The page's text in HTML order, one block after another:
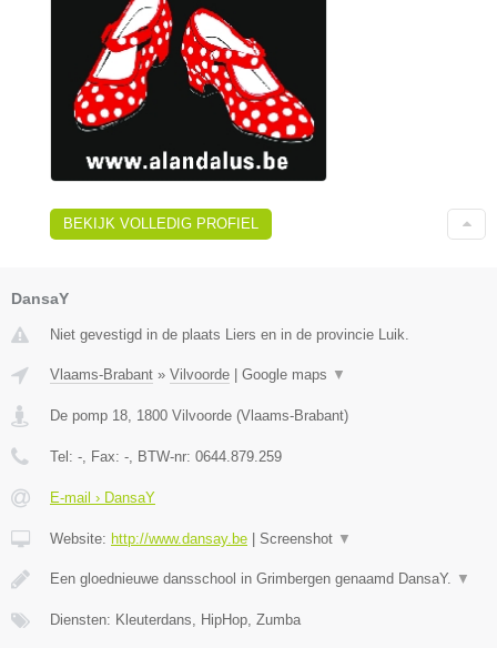
BEKIJK VOLLEDIG PROFIEL
DansaY
Niet gevestigd in de plaats Liers en in de provincie Luik.
Vlaams-Brabant » Vilvoorde | Google maps ▼
De pomp 18 1800 Vilvoorde (Vlaams-Brabant)
Tel: - , Fax: - , BTW-nr: 0644.879.259
E-mail › DansaY
Website: http://www.dansay.be | Screenshot ▼
Een gloednieuwe dansschool in Grimbergen genaamd DansaY. ▼
Diensten: Kleuterdans, HipHop, Zumba